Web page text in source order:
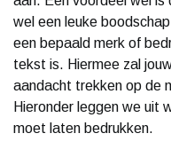
wel een leuke
een bepaald merk of
tekst is. Hiermee zal
aandacht trekken op de
Hieronder leggen we uit
moet laten bedrukken.